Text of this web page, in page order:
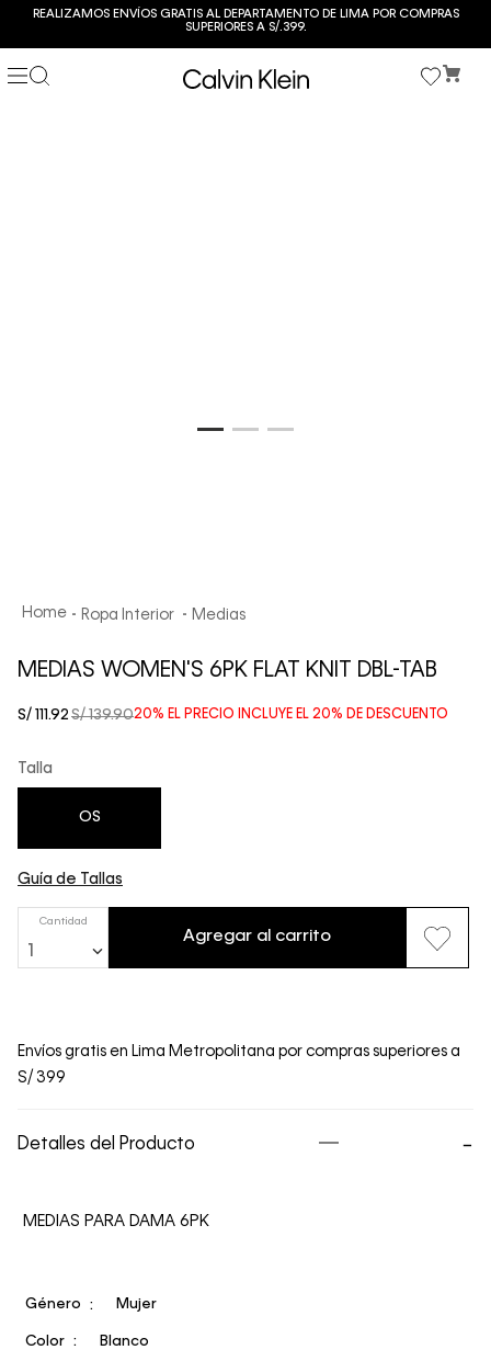
REALIZAMOS ENVÍOS GRATIS AL DEPARTAMENTO DE LIMA POR COMPRAS
SUPERIORES A S/.399.
Ropa Interior Medias
MEDIAS WOMEN'S 6PK FLAT KNIT DBL-TAB
20% EL PRECIO INCLUYE EL 20% DE DESCUENTO
S/ 139.90
S/ 111 .92
Talla
OS
Guía de Tallas
Cantidad
Agregar al carrito
Envíos gratis en Lima Metropolitana por compras superiores a
S/ 399
Detalles del Producto
MEDIAS PARA DAMA 6PK
Género Mujer
Color Blanco